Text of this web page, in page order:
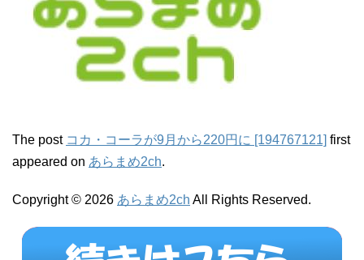
The post コカ・コーラが9月から220円に [194767121] first
appeared on あらまめ2ch.
Copyright © 2026 あらまめ2ch All Rights Reserved.